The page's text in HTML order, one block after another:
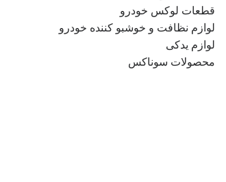
قطعات لوکس خودرو
لوازم نظافت و خوشبو کننده خودرو
لوازم یدکی
محصولات سوناکس